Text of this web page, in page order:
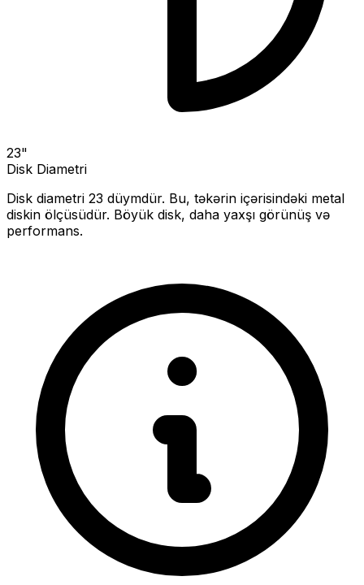
23"
Disk Diametri
Disk diametri 23 düymdür. Bu, təkərin içərisindəki metal
diskin ölçüsüdür. Böyük disk, daha yaxşı görünüş və
performans.